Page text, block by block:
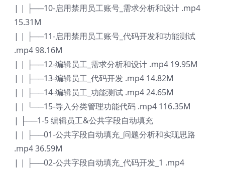
| | ├──10-启用禁用员工账号_需求分析和设计 .mp4
15.31M
| | ├──11-启用禁用员工账号_代码开发和功能测试
.mp4 98.16M
| | ├──12-编辑员工_需求分析和设计 .mp4 19.95M
| | ├──13-编辑员工_代码开发 .mp4 14.82M
| | ├──14-编辑员工_功能测试 .mp4 24.65M
| | └──15-导入分类管理功能代码 .mp4 116.35M
| ├──1-5 编辑员工&公共字段自动填充
| | ├──01-公共字段自动填充_问题分析和实现思路
.mp4 36.59M
| | ├──02-公共字段自动填充_代码开发_1 .mp4